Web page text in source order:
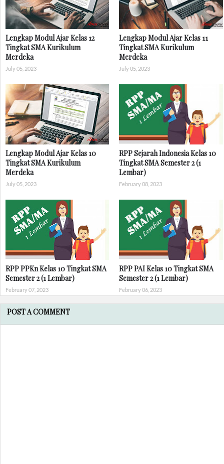
Lengkap Modul Ajar Kelas 12
Tingkat SMA Kurikulum
Merdeka
July 05, 2023
Lengkap Modul Ajar Kelas 11
Tingkat SMA Kurikulum
Merdeka
July 05, 2023
Lengkap Modul Ajar Kelas 10
Tingkat SMA Kurikulum
Merdeka
July 05, 2023
RPP Sejarah Indonesia Kelas 10
Tingkat SMA Semester 2 (1
Lembar)
February 08, 2023
RPP PPKn Kelas 10 Tingkat SMA
Semester 2 (1 Lembar)
February 07, 2023
RPP PAI Kelas 10 Tingkat SMA
Semester 2 (1 Lembar)
February 06, 2023
POST A COMMENT